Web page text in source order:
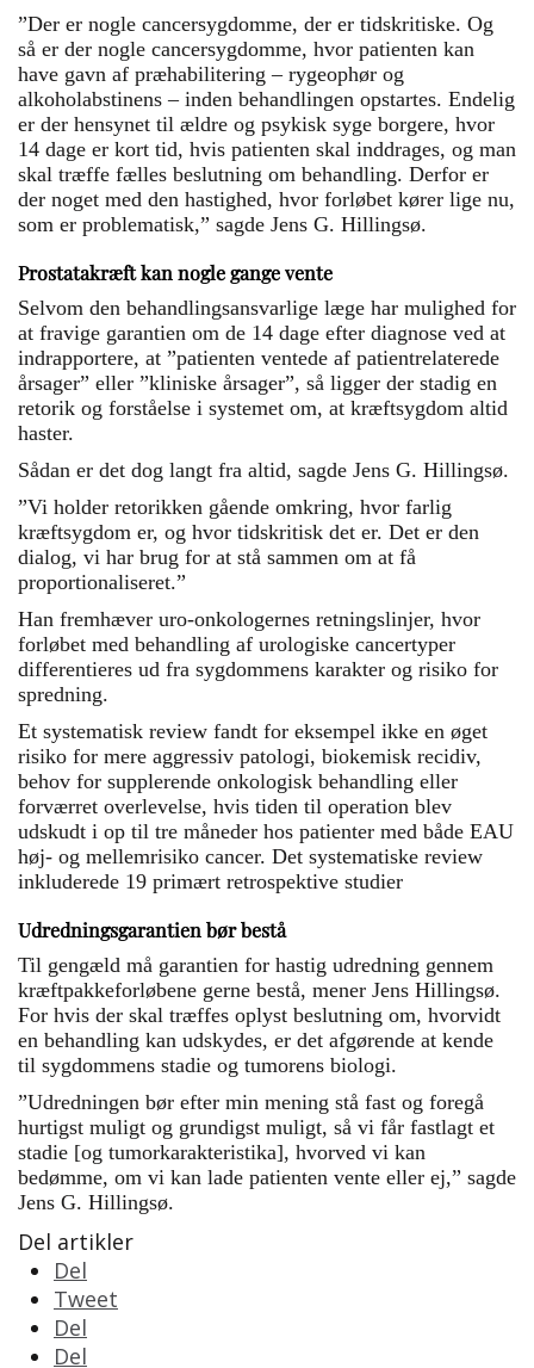
”Der er nogle cancersygdomme, der er tidskritiske. Og
så er der nogle cancersygdomme, hvor patienten kan
have gavn af præhabilitering – rygeophør og
alkoholabstinens – inden behandlingen opstartes. Endelig
er der hensynet til ældre og psykisk syge borgere, hvor
14 dage er kort tid, hvis patienten skal inddrages, og man
skal træffe fælles beslutning om behandling. Derfor er
der noget med den hastighed, hvor forløbet kører lige nu,
som er problematisk,” sagde Jens G. Hillingsø.
Prostatakræft kan nogle gange vente
Selvom den behandlingsansvarlige læge har mulighed for
at fravige garantien om de 14 dage efter diagnose ved at
indrapportere, at ”patienten ventede af patientrelaterede
årsager” eller ”kliniske årsager”, så ligger der stadig en
retorik og forståelse i systemet om, at kræftsygdom altid
haster.
Sådan er det dog langt fra altid, sagde Jens G. Hillingsø.
”Vi holder retorikken gående omkring, hvor farlig
kræftsygdom er, og hvor tidskritisk det er. Det er den
dialog, vi har brug for at stå sammen om at få
proportionaliseret.”
Han fremhæver uro-onkologernes retningslinjer, hvor
forløbet med behandling af urologiske cancertyper
differentieres ud fra sygdommens karakter og risiko for
spredning.
Et systematisk review fandt for eksempel ikke en øget
risiko for mere aggressiv patologi, biokemisk recidiv,
behov for supplerende onkologisk behandling eller
forværret overlevelse, hvis tiden til operation blev
udskudt i op til tre måneder hos patienter med både EAU
høj- og mellemrisiko cancer. Det systematiske review
inkluderede 19 primært retrospektive studier
Udredningsgarantien bør bestå
Til gengæld må garantien for hastig udredning gennem
kræftpakkeforløbene gerne bestå, mener Jens Hillingsø.
For hvis der skal træffes oplyst beslutning om, hvorvidt
en behandling kan udskydes, er det afgørende at kende
til sygdommens stadie og tumorens biologi.
”Udredningen bør efter min mening stå fast og foregå
hurtigst muligt og grundigst muligt, så vi får fastlagt et
stadie [og tumorkarakteristika], hvorved vi kan
bedømme, om vi kan lade patienten vente eller ej,” sagde
Jens G. Hillingsø.
Del artikler
Del
Tweet
Del
Del